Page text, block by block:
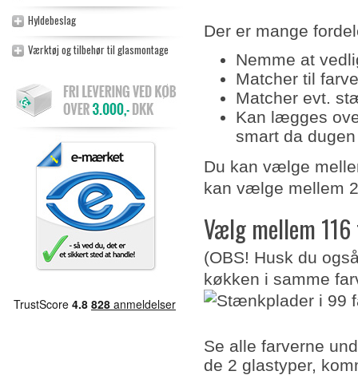
Hyldebeslag
Værktøj og tilbehør til glasmontage
Der er mange
Nemme at
Matcher til
Matcher evt.
Kan lægges
smart da
Du kan vælge
kan vælge mellem
Vælg mellem
(OBS! Husk du
køkken i samme
Se alle farverne
de 2 glastyper,